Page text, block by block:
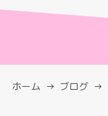
ホーム ブログ